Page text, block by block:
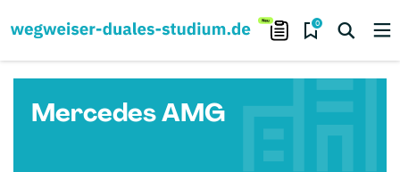
0
Mercedes AMG